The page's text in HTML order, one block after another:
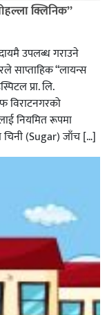
क्लिनिक”
उपलब्ध गराउने
साप्ताहिक “लायन्स
प्रा. लि.
विराटनगरको
नियमित रूपमा
चिनी (Sugar) जाँच […]